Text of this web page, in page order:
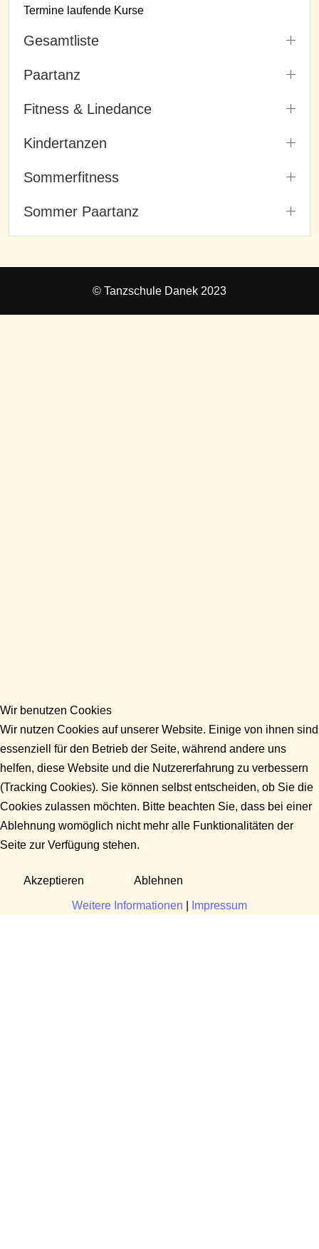
Termine laufende Kurse
Gesamtliste
Paartanz
Fitness & Linedance
Kindertanzen
Sommerfitness
Sommer Paartanz
© Tanzschule Danek 2023
Wir benutzen Cookies
Wir nutzen Cookies auf unserer Website. Einige von ihnen sind
essenziell für den Betrieb der Seite, während andere uns
helfen, diese Website und die Nutzererfahrung zu verbessern
(Tracking Cookies). Sie können selbst entscheiden, ob Sie die
Cookies zulassen möchten. Bitte beachten Sie, dass bei einer
Ablehnung womöglich nicht mehr alle Funktionalitäten der
Seite zur Verfügung stehen.
Akzeptieren Ablehnen
Weitere Informationen Impressum